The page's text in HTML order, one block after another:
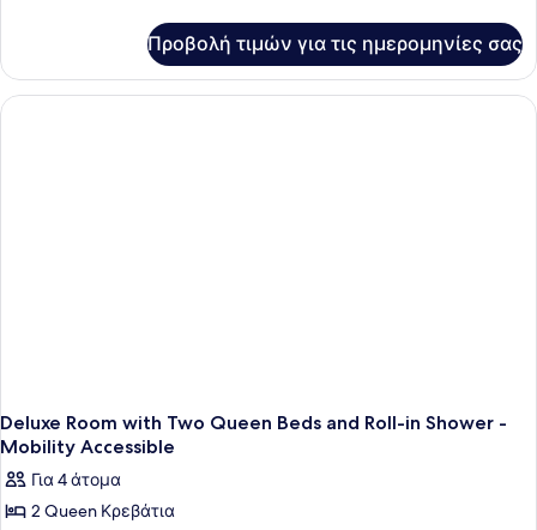
King
Room
With
Προβολή τιμών για τις ημερομηνίες σας
Deluxe Room with Two Queen Beds and Roll-in Shower -
Mobility Accessible
Για 4 άτομα
2 Queen Κρεβάτια